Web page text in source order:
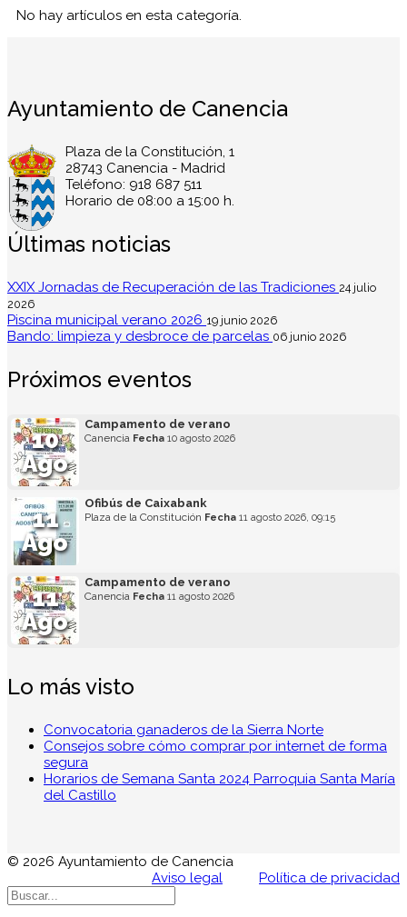
No hay artículos en esta categoría.
Ayuntamiento de Canencia
Plaza de la Constitución, 1
28743 Canencia - Madrid
Teléfono: 918 687 511
Horario de 08:00 a 15:00 h.
Últimas noticias
XXIX Jornadas de Recuperación de las Tradiciones 24 julio
2026
Piscina municipal verano 2026 19 junio 2026
Bando: limpieza y desbroce de parcelas 06 junio 2026
Próximos eventos
10
Ago
Campamento de verano
Canencia Fecha 10 agosto 2026
11
Ago
Ofibús de Caixabank
Plaza de la Constitución Fecha 11 agosto 2026, 09:15
11
Ago
Campamento de verano
Canencia Fecha 11 agosto 2026
Lo más visto
Convocatoria ganaderos de la Sierra Norte
Consejos sobre cómo comprar por internet de forma
segura
Horarios de Semana Santa 2024 Parroquia Santa María
del Castillo
© 2026 Ayuntamiento de Canencia
Aviso legal
Política de privacidad